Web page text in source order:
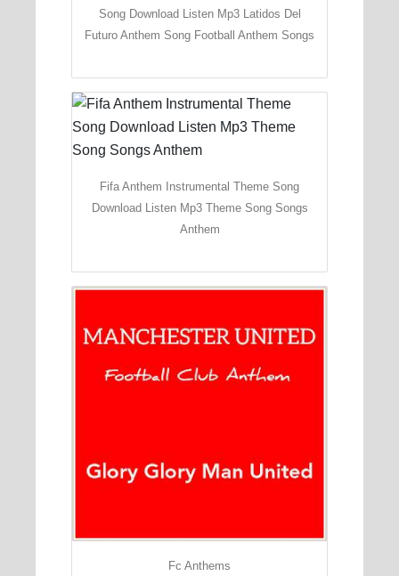
Song Download Listen Mp3 Latidos Del
Futuro Anthem Song Football Anthem Songs
Fifa Anthem Instrumental Theme Song
Download Listen Mp3 Theme Song Songs
Anthem
Fc Anthems